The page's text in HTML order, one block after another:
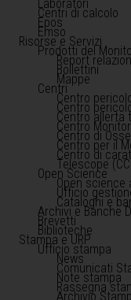
Laboratori
Centri di calcolo
Epos
Emso
Risorse e Servizi
Prodotti del
Report
Bollettini
Mappe
Centri
Centro
Centro
Centro allerta
Centro
Centro di
Centro per il
Centro di
Telescope
Open Science
Open science
Ufficio
Cataloghi e
Archivi e Banche
Brevetti
Biblioteche
Stampa e URP
Ufficio stampa
News
Comunicati
Note stampa
Rassegna
Archivio